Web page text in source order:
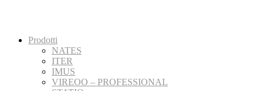
Prodotti
NATES
ITER
IMUS
VIREOO – PROFESSIONAL